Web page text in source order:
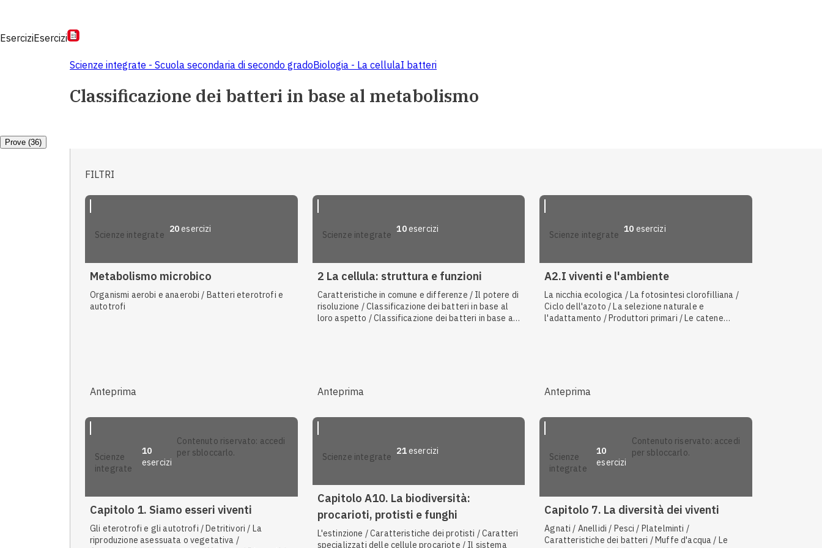
EserciziEsercizi
Scienze integrate - Scuola secondaria di secondo gradoBiologia - La cellulaI batteri
Classificazione dei batteri in base al metabolismo
Prove (36)
FILTRI
scienze integrate
20 esercizi
Metabolismo microbico
Organismi aerobi e anaerobi / Batteri eterotrofi e
autotrofi
Anteprima
scienze integrate
10esercizi
2 La cellula: struttura e funzioni
Caratteristiche in comune e differenze / Il potere di
risoluzione / Classificazione dei batteri in base al
loro aspetto / Classificazione dei batteri in base al
Anteprima
scienze integrate
10 esercizi
A2.I viventi e l'ambiente
La nicchia ecologica / La fotosintesi clorofilliana /
Ciclo dell'azoto / La selezione naturale e
l'adattamento / Produttori primari / Le catene
eterotrofi e autotrofi / Risorse non rinnovabili /
Classificazione dei batteri in base al metabolismo /
alimentare / Ecosistemi d'acqua dolce /
Consumatori secondari / Ecosistemi marini
Anteprima
scienze
integrate
10
esercizi
contenuto riservato: accedi
per sbloccarlo.
Capitolo 1. Siamo esseri viventi
Gli eterotrofi e gli autotrofi / Detritivori / La
riproduzione asessuata o vegetativa /
scienze integrate
21esercizi
Capitolo A10. La biodiversità:
procarioti, protisti e funghi
L'estinzione / Caratteristiche dei protisti / Caratteri
specializzati delle cellule procariote / Il sistema
scienze
integrate
10
esercizi
contenuto riservato: accedi
per sbloccarlo.
Capitolo 7. La diversità dei viventi
Agnati / Anellidi / Pesci / Platelminti /
Caratteristiche dei batteri / Muffe d'acqua / Le